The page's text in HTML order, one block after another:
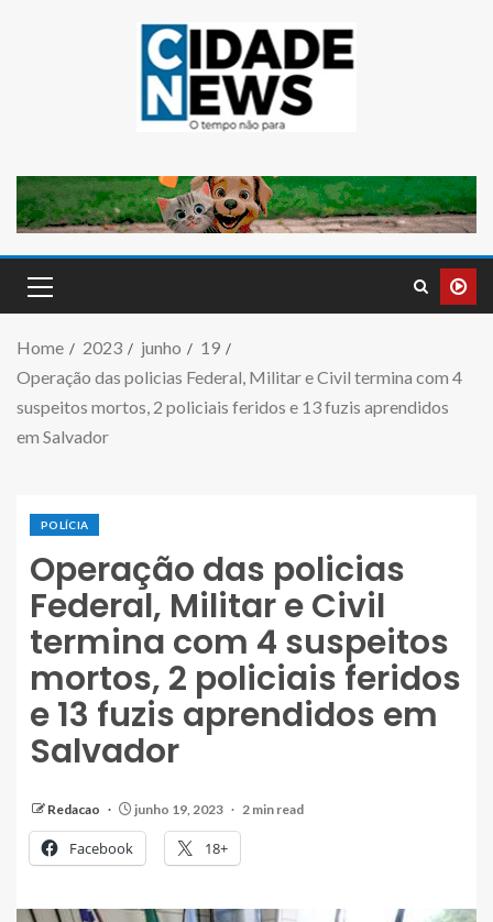
Home 2023 junho
19
Operação das policias Federal, Militar e Civil termina com 4
suspeitos mortos, 2 policiais feridos e 13 fuzis aprendidos
em Salvador
POLÍCIA
Operação das policias
Federal, Militar e Civil
termina com 4 suspeitos
mortos, 2 policiais feridos
e 13 fuzis aprendidos em
Salvador
Redacao junho 19, 2023 2 min read
Facebook 18+